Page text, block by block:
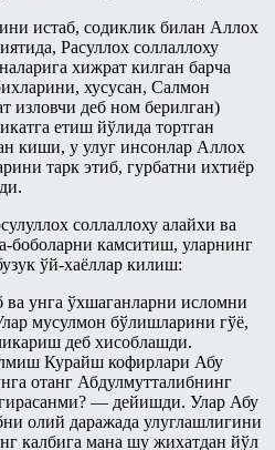
истаб, содиклик билан Аллох
Расуллох соллаллоху
хижрат килган барча
хусусан, Салмон
изловчи деб ном берилган)
етиш йўлида тортган
киши, у улуг инсонлар Аллох
тарк этиб, гурбатни ихтиёр
соллаллоху алайхи ва
боболарни камситиш, уларнинг
ўй-хаёллар килиш:
унга ўхшаганларни исломни
мусулмон бўлишларини гўё,
деб хисоблашди.
Курайш кофирлари Абу
отанг Абдулмутталибнинг
— дейишди. Улар Абу
олий даражада улуглашлигини
калбига мана шу жихатдан йўл